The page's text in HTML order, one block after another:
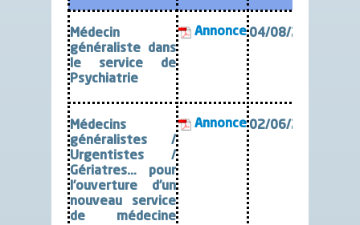
Médecin
généraliste dans
le service de
Psychiatrie
Annonce 04/08/2026
Médecins
généralistes /
Urgentistes /
Gériatres… pour
l’ouverture d’un
nouveau service
de médecine
Annonce 02/06/2026